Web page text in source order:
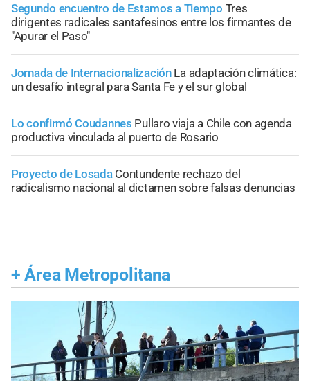
Segundo encuentro de Estamos a Tiempo Tres
dirigentes radicales santafesinos entre los firmantes de
"Apurar el Paso"
Jornada de Internacionalización La adaptación climática:
un desafío integral para Santa Fe y el sur global
Lo confirmó Coudannes Pullaro viaja a Chile con agenda
productiva vinculada al puerto de Rosario
Proyecto de Losada Contundente rechazo del
radicalismo nacional al dictamen sobre falsas denuncias
+ Área Metropolitana